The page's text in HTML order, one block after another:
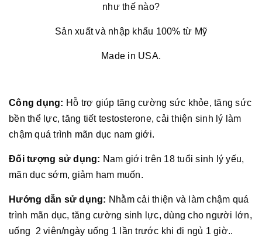
Sản xuất và nhập khẩu 100% từ Mỹ
Made in USA.
Công dụng: Hỗ trợ giúp tăng cường sức khỏe, tăng sức
bền thể lực, tăng tiết testosterone, cải thiện sinh lý làm
chậm quá trình mãn dục nam giới.
Đối tượng sử dụng: Nam giới trên 18 tuổi sinh lý yếu,
mãn dục sớm, giảm ham muốn.
Hướng dẫn sử dụng: Nhằm cải thiện và làm chậm quá
trình mãn dục, tăng cường sinh lực, dùng cho người lớn,
uống 2 viên/ngày uống 1 lần trước khi đi ngủ 1 giờ..